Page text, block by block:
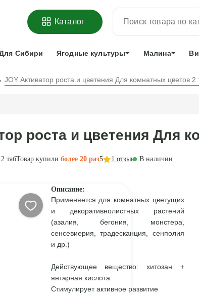
ОФОРМИТЬПРЕДЗАКАЗ =
Доставка и оплата Гарантии
Каталог
Сибири Ягодные культуры Малина
JOY Активатор роста и цветения Для комнатных цветов 2
роста и цветения Для
2 табТовар купили более 20 раз5 1 отзыв В наличии
Описание:
Применяется для комнатных цветущих
и декоративнолистных растений
(азалия, бегония, монстера,
сенсевиерия, традесканция, сенполия
и др.)
Действующее вещество: хитозан +
янтарная кислота
Стимулирует активное развитие